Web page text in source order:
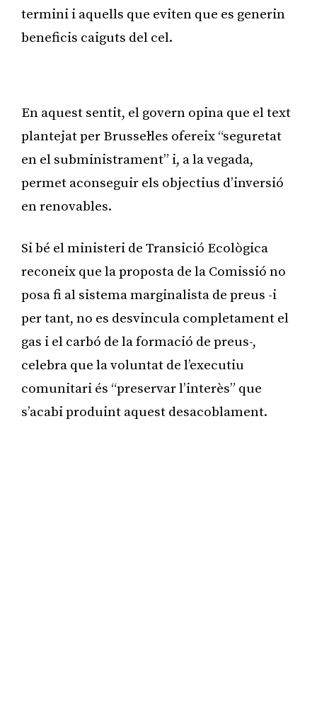
termini i aquells que eviten que es generin
beneficis caiguts del cel.
En aquest sentit, el govern opina que el text
plantejat per Brussel·les ofereix “seguretat
en el subministrament” i, a la vegada,
permet aconseguir els objectius d’inversió
en renovables.
Si bé el ministeri de Transició Ecològica
reconeix que la proposta de la Comissió no
posa fi al sistema marginalista de preus -i
per tant, no es desvincula completament el
gas i el carbó de la formació de preus-,
celebra que la voluntat de l’executiu
comunitari és “preservar l’interès” que
s’acabi produint aquest desacoblament.